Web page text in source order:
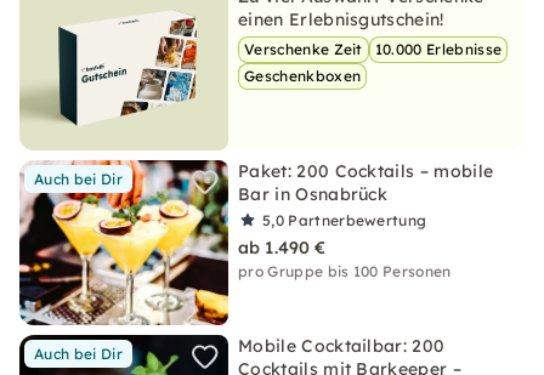
einen Erlebnisgutschein!
Verschenke Zeit
10.000 Erlebnisse
Geschenkboxen
Auch bei Dir
Paket: 200 Cocktails – mobile
Bar in Osnabrück
5,0 Partnerbewertung
ab 1.490 €
pro Gruppe bis 100 Personen
Auch bei Dir
Mobile Cocktailbar: 200
Cocktails mit Barkeeper –